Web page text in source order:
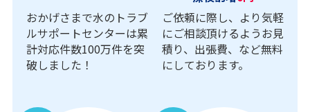
おかげさまで水のトラブ
ルサポートセンターは累
計対応件数100万件を突
破しました！
ご依頼に際し、より気軽
にご相談頂けるようお見
積り、出張費、など無料
にしております。